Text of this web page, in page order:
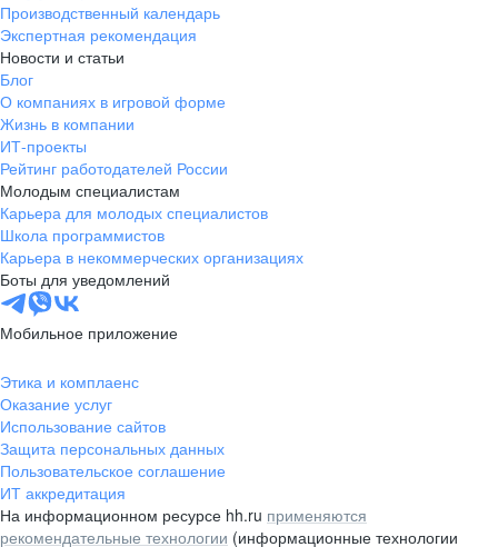
Производственный календарь
Экспертная рекомендация
Новости и статьи
Блог
О компаниях в игровой форме
Жизнь в компании
ИТ-проекты
Рейтинг работодателей России
Молодым специалистам
Карьера для молодых специалистов
Школа программистов
Карьера в некоммерческих организациях
Боты для уведомлений
Мобильное приложение
Этика и комплаенс
Оказание услуг
Использование сайтов
Защита персональных данных
Пользовательское соглашение
ИТ аккредитация
На информационном ресурсе hh.ru применяются
рекомендательные технологии (информационные технологии